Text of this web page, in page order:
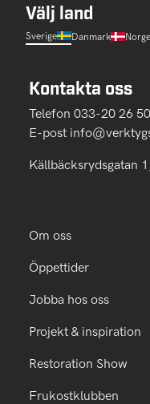
Välj land
Sverige Danmark Norge
Kontakta oss
Telefon 033-20 26 50
E-post
Källbäcksrydsgatan
Om oss
Öppettider
Jobba hos oss
Projekt & inspiration
Restoration Show
Frukostklubben